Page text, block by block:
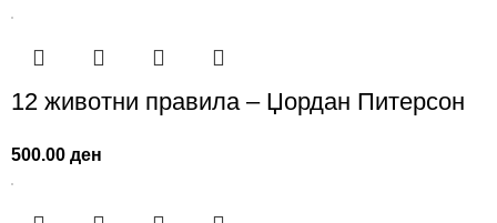
12 животни правила – Џордан Питерсон
500.00ден